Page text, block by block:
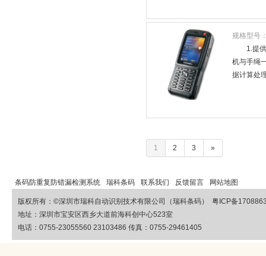
规格型号
1.提
机与手绳
据计算处
1 2 3 »
条码防重复防错漏检测系统 瑞科条码 联系我们 反馈留言 网站地图
版权所有：©深圳市瑞科自动识别技术有限公司（瑞科条码）
粤ICP备
地址：深圳市宝安区西乡大道前海科创中心523室
电话：0755-23055560 23103486 传真：0755-29461405